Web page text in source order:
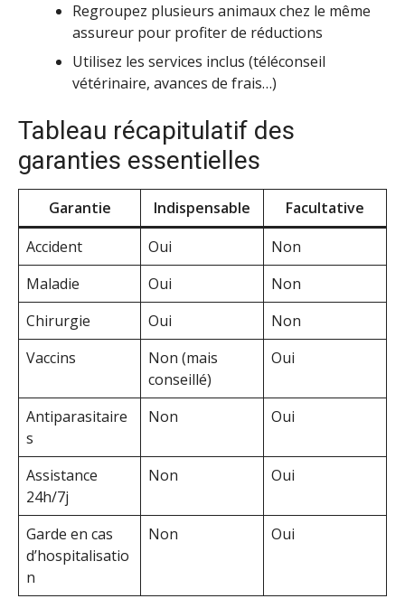
Regroupez plusieurs animaux chez le même
assureur pour profiter de réductions
Utilisez les services inclus (téléconseil
vétérinaire, avances de frais…)
Tableau récapitulatif des
garanties essentielles
Garantie Indispensable
Facultative
Accident
Oui
Non
Maladie
Oui
Non
Chirurgie
Oui
Non
Vaccins
Non (mais
conseillé)
Oui
Antiparasitaire
s
Non Oui
Assistance
24h/7j
Non Oui
Garde en cas
d’hospitalisatio
n
Non Oui